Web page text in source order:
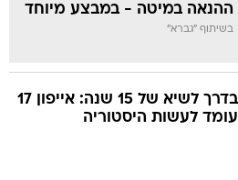
ההנאה במיטה - במבצע מיוחד
בשיתוף "גברא"
בדרך לשיא של 15 שנה: אייפון 17
עומד לעשות היסטוריה